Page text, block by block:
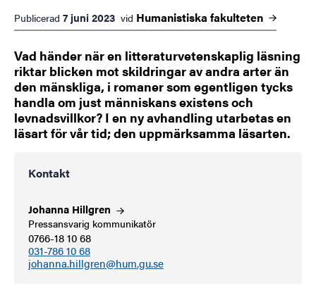
Publicerad 7 juni 2023 vid Humanistiska fakulteten
Vad händer när en litteraturvetenskaplig läsning
riktar blicken mot skildringar av andra arter än
den mänskliga, i romaner som egentligen tycks
handla om just människans existens och
levnadsvillkor? I en ny avhandling utarbetas en
läsart för vår tid; den uppmärksamma läsarten.
Kontakt
Johanna Hillgren
Pressansvarig kommunikatör
0766-18 10 68
031-786 10 68
johanna.hillgren@hum.gu.se